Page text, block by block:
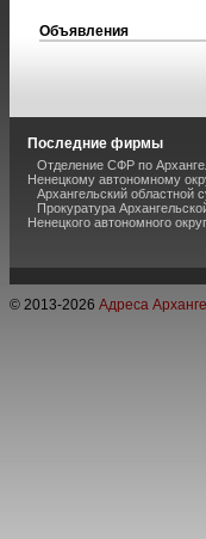
Объявления
Последние фирмы
Отделение СФР по
Ненецкому автономному
Архангельский областной
Прокуратура
Ненецкого автономного
© 2013-2026 Адреса